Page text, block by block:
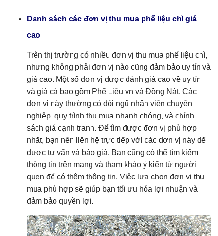
Danh sách các đơn vị thu mua phế liệu chì giá
cao
Trên thị trường có nhiều đơn vị thu mua phế liệu chì,
nhưng không phải đơn vị nào cũng đảm bảo uy tín và
giá cao. Một số đơn vị được đánh giá cao về uy tín
và giá cả bao gồm Phế Liệu vn và Đồng Nát. Các
đơn vị này thường có đội ngũ nhân viên chuyên
nghiệp, quy trình thu mua nhanh chóng, và chính
sách giá cạnh tranh. Để tìm được đơn vị phù hợp
nhất, bạn nên liên hệ trực tiếp với các đơn vị này để
được tư vấn và báo giá. Bạn cũng có thể tìm kiếm
thông tin trên mạng và tham khảo ý kiến từ người
quen để có thêm thông tin. Việc lựa chọn đơn vị thu
mua phù hợp sẽ giúp bạn tối ưu hóa lợi nhuận và
đảm bảo quyền lợi.